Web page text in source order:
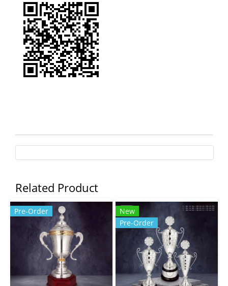
Related Product
Pre-Order
New
Pre-Order